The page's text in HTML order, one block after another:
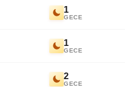
1
GECE
1
GECE
2
GECE